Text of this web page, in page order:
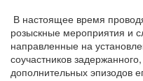
В настоящее время
розыскные мероприятия и
направленные на
соучастников
дополнительных эпизодов